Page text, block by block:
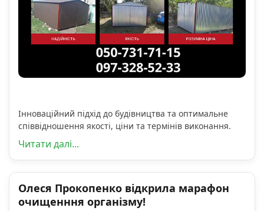
Інноваційний підхід до будівництва та оптимальне
співвідношення якості, ціни та термінів виконання.
Читати далі...
Олеся Прокопенко відкрила марафон
очищенння організму!